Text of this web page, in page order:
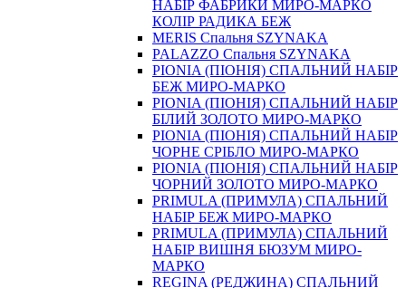
НАБІР ФАБРИКИ МИРО-МАРКО
КОЛІР РАДИКА БЕЖ
MERIS Спальня SZYNAKA
PALAZZO Спальня SZYNAKA
PIONIA (ПІОНІЯ) СПАЛЬНИЙ НАБІР
БЕЖ МИРО-МАРКО
PIONIA (ПІОНІЯ) СПАЛЬНИЙ НАБІР
БІЛИЙ ЗОЛОТО МИРО-МАРКО
PIONIA (ПІОНІЯ) СПАЛЬНИЙ НАБІР
ЧОРНЕ СРІБЛО МИРО-МАРКО
PIONIA (ПІОНІЯ) СПАЛЬНИЙ НАБІР
ЧОРНИЙ ЗОЛОТО МИРО-МАРКО
PRIMULA (ПРИМУЛА) СПАЛЬНИЙ
НАБІР БЕЖ МИРО-МАРКО
PRIMULA (ПРИМУЛА) СПАЛЬНИЙ
НАБІР ВИШНЯ БЮЗУМ МИРО-
МАРКО
REGINA (РЕДЖИНА) СПАЛЬНИЙ